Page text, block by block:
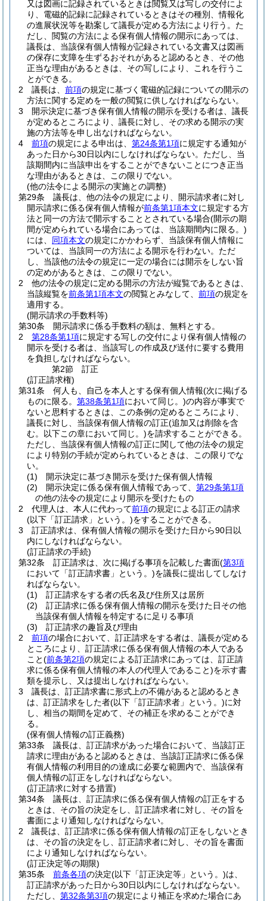
又は図画に記録されているときは閲覧又は写しの交付によ
り、電磁的記録に記録されているときはその種別、情報化
の進展状況等を勘案して議長が定める方法により行う。 た
だし、閲覧の方法による保有個人情報の開示にあっては、
議長は、当該保有個人情報が記録されている文書又は図画
の保存に支障を生ずるおそれがあると認めるとき、その他
正当な理由があるときは、その写しにより、これを行うこ
とができる。
2
議長は、 前項の規定に基づく電磁的記録についての開示の
方法に関する定めを一般の閲覧に供しなければならない。
3
開示決定に基づき保有個人情報の開示を受ける者は、議長
が定めるところにより、議長に対し、その求める開示の実
施の方法等を申し出なければならない。
4
前項の規定による申出は、 第24条第1項に規定する通知が
あった日から30日以内にしなければならない。 ただし、当
該期間内に当該申出をすることができないことにつき正当
な理由があるときは、この限りでない。
(他の法令による開示の実施との調整)
第29条
議長は、他の法令の規定により、開示請求者に対し
開示請求に係る保有個人情報が前条第1項本文に規定する方
法と同一の方法で開示することとされている場合(開示の期
間が定められている場合にあっては、当該期間内に限る。)
には、 同項本文の規定にかかわらず、当該保有個人情報に
ついては、当該同一の方法による開示を行わない。 ただ
し、当該他の法令の規定に一定の場合には開示をしない旨
の定めがあるときは、この限りでない。
2
他の法令の規定に定める開示の方法が縦覧であるときは、
当該縦覧を前条第1項本文の閲覧とみなして、 前項の規定を
適用する。
(開示請求の手数料等)
第30条
開示請求に係る手数料の額は、無料とする。
2
第28条第1項に規定する写しの交付により保有個人情報の
開示を受ける者は、当該写しの作成及び送付に要する費用
を負担しなければならない。
第2節
訂正
(訂正請求権)
第31条
何人も、自己を本人とする保有個人情報(次に掲げる
ものに限る。 第38条第1項において同じ。)の内容が事実で
ないと思料するときは、この条例の定めるところにより、
議長に対し、当該保有個人情報の訂正(追加又は削除を含
む。以下この章において同じ。)を請求することができる。
ただし、当該保有個人情報の訂正に関して他の法令の規定
により特別の手続が定められているときは、この限りでな
い。
(1)
開示決定に基づき開示を受けた保有個人情報
(2)
開示決定に係る保有個人情報であって、 第29条第1項
の他の法令の規定により開示を受けたもの
2
代理人は、本人に代わって前項の規定による訂正の請求
(以下「訂正請求」という。)をすることができる。
3
訂正請求は、保有個人情報の開示を受けた日から90日以
内にしなければならない。
(訂正請求の手続)
第32条
訂正請求は、次に掲げる事項を記載した書面(第3項
において「訂正請求書」という。)を議長に提出してしなけ
ればならない。
(1)
訂正請求をする者の氏名及び住所又は居所
(2)
訂正請求に係る保有個人情報の開示を受けた日その他
当該保有個人情報を特定するに足りる事項
(3)
訂正請求の趣旨及び理由
2
前項の場合において、訂正請求をする者は、議長が定める
ところにより、訂正請求に係る保有個人情報の本人である
こと(前条第2項の規定による訂正請求にあっては、訂正請
求に係る保有個人情報の本人の代理人であること)を示す書
類を提示し、又は提出しなければならない。
3
議長は、訂正請求書に形式上の不備があると認めるとき
は、訂正請求をした者(以下「訂正請求者」という。)に対
し、相当の期間を定めて、その補正を求めることができ
る。
(保有個人情報の訂正義務)
第33条
議長は、訂正請求があった場合において、当該訂正
請求に理由があると認めるときは、当該訂正請求に係る保
有個人情報の利用目的の達成に必要な範囲内で、当該保有
個人情報の訂正をしなければならない。
(訂正請求に対する措置)
第34条
議長は、訂正請求に係る保有個人情報の訂正をする
ときは、その旨の決定をし、訂正請求者に対し、その旨を
書面により通知しなければならない。
2
議長は、訂正請求に係る保有個人情報の訂正をしないとき
は、その旨の決定をし、訂正請求者に対し、その旨を書面
により通知しなければならない。
(訂正決定等の期限)
第35条
前条各項の決定(以下「訂正決定等」という。)は、
訂正請求があった日から30日以内にしなければならない。
ただし、 第32条第3項の規定により補正を求めた場合にあ